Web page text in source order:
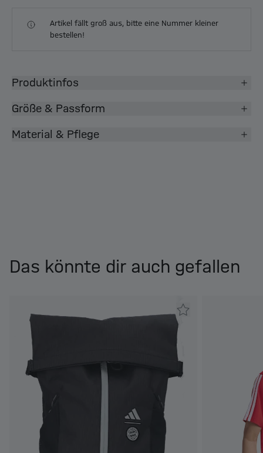
Artikel fällt groß aus, bitte eine Nummer kleiner
bestellen!
Produktinfos
Größe & Passform
Material & Pflege
Das könnte dir auch gefallen